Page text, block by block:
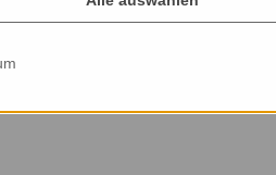
– and political-